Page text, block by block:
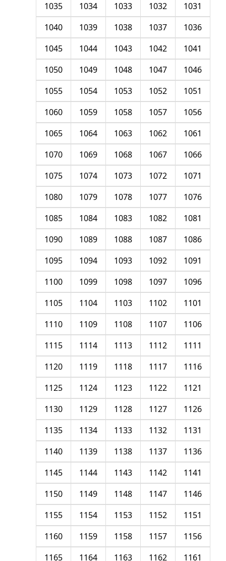
1031
1032
1033
1034
1035
1036
1037
1038
1039
1040
1041
1042
1043
1044
1045
1046
1047
1048
1049
1050
1051
1052
1053
1054
1055
1056
1057
1058
1059
1060
1061
1062
1063
1064
1065
1066
1067
1068
1069
1070
1071
1072
1073
1074
1075
1076
1077
1078
1079
1080
1081
1082
1083
1084
1085
1086
1087
1088
1089
1090
1091
1092
1093
1094
1095
1096
1097
1098
1099
1100
1101
1102
1103
1104
1105
1106
1107
1108
1109
1110
1111
1112
1113
1114
1115
1116
1117
1118
1119
1120
1121
1122
1123
1124
1125
1126
1127
1128
1129
1130
1131
1132
1133
1134
1135
1136
1137
1138
1139
1140
1141
1142
1143
1144
1145
1146
1147
1148
1149
1150
1151
1152
1153
1154
1155
1156
1157
1158
1159
1160
1161
1162
1163
1164
1165